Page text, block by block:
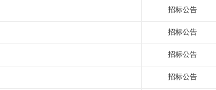
招标公告
招标公告
招标公告
招标公告